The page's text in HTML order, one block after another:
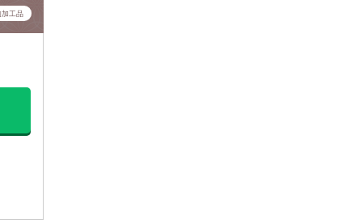
工品